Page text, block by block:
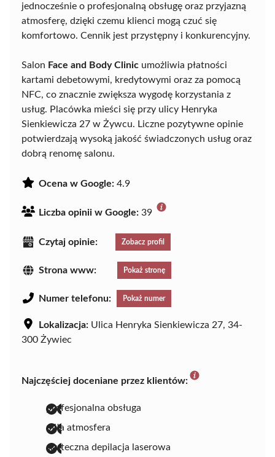
jednocześnie o profesjonalną obsługę oraz przyjazną
atmosferę, dzięki czemu klienci mogą czuć się
komfortowo. Cennik jest przystępny i konkurencyjny.
Salon Face and Body Clinic umożliwia płatności
kartami debetowymi, kredytowymi oraz za pomocą
NFC, co znacznie zwiększa wygodę korzystania z
usług. Placówka mieści się przy ulicy Henryka
Sienkiewicza 27 w Żywcu. Liczne pozytywne opinie
potwierdzają wysoką jakość świadczonych usług oraz
dobrą renomę salonu.
Ocena w Google: 4.9
Liczba opinii w Google: 39
Czytaj opinie: Zobacz profil
Strona www: Pokaż stronę
Numer telefonu: Pokaż numer
Lokalizacja: Ulica Henryka Sienkiewicza 27, 34-
300 Żywiec
Najczęściej doceniane przez klientów:
profesjonalna obsługa
miła atmosfera
skuteczna depilacja laserowa